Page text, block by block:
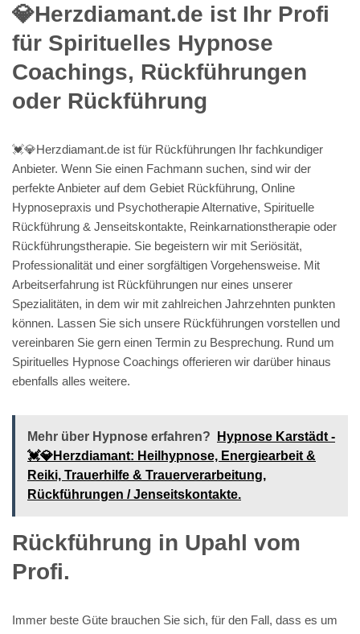
💎Herzdiamant.de ist Ihr Profi
für Spirituelles Hypnose
Coachings, Rückführungen
oder Rückführung
💓️💎Herzdiamant.de ist für Rückführungen Ihr fachkundiger
Anbieter. Wenn Sie einen Fachmann suchen, sind wir der
perfekte Anbieter auf dem Gebiet Rückführung, Online
Hypnosepraxis und Psychotherapie Alternative, Spirituelle
Rückführung & Jenseitskontakte, Reinkarnationstherapie oder
Rückführungstherapie. Sie begeistern wir mit Seriösität,
Professionalität und einer sorgfältigen Vorgehensweise. Mit
Arbeitserfahrung ist Rückführungen nur eines unserer
Spezialitäten, in dem wir mit zahlreichen Jahrzehnten punkten
können. Lassen Sie sich unsere Rückführungen vorstellen und
vereinbaren Sie gern einen Termin zu Besprechung. Rund um
Spirituelles Hypnose Coachings offerieren wir darüber hinaus
ebenfalls alles weitere.
Mehr über Hypnose erfahren?
Hypnose Karstädt -
💓️💎Herzdiamant: Heilhypnose, Energiearbeit &
Reiki, Trauerhilfe & Trauerverarbeitung,
Rückführungen / Jenseitskontakte.
Rückführung in Upahl vom
Profi.
Immer beste Güte brauchen Sie sich, für den Fall, dass es um